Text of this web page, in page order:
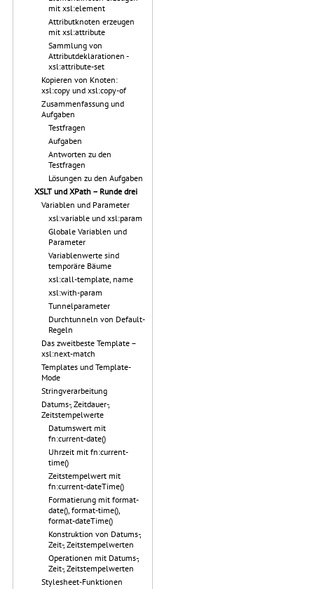
mit xsl:element
Attributknoten erzeugen
mit xsl:attribute
Sammlung von
Attributdeklarationen -
xsl:attribute-set
Kopieren von Knoten:
xsl:copy und xsl:copy-of
Zusammenfassung und
Aufgaben
Testfragen
Aufgaben
Antworten zu den
Testfragen
Lösungen zu den Aufgaben
XSLT und XPath – Runde drei
Variablen und Parameter
xsl:variable und xsl:param
Globale Variablen und
Parameter
Variablenwerte sind
temporäre Bäume
xsl:call-template, name
xsl:with-param
Tunnelparameter
Durchtunneln von Default-
Regeln
Das zweitbeste Template –
xsl:next-match
Templates und Template-
Mode
Stringverarbeitung
Datums-, Zeitdauer-,
Zeitstempelwerte
Datumswert mit
fn:current-date()
Uhrzeit mit fn:current-
time()
Zeitstempelwert mit
fn:current-dateTime()
Formatierung mit format-
date(), format-time(),
format-dateTime()
Konstruktion von Datums-,
Zeit-, Zeitstempelwerten
Operationen mit Datums-,
Zeit-, Zeitstempelwerten
Stylesheet-Funktionen